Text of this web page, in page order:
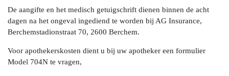
De aangifte en het medisch getuigschrift dienen binnen de acht
dagen na het ongeval ingediend te worden bij AG Insurance,
Berchemstadionstraat 70, 2600 Berchem.
Voor apothekerskosten dient u bij uw apotheker een formulier
Model 704N te vragen,